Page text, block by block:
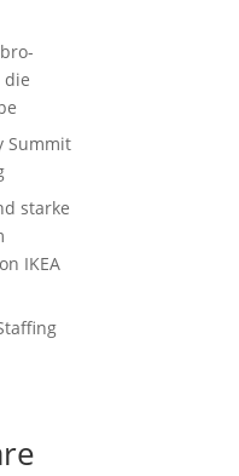
die
Summit
starke
IKEA